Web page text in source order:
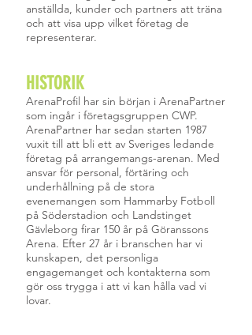
anställda, kunder och partners att träna
och att visa upp vilket företag de
representerar.
HISTORIK
ArenaProfil har sin början i ArenaPartner
som ingår i företagsgruppen CWP.
ArenaPartner har sedan starten 1987
vuxit till att bli ett av Sveriges ledande
företag på arrangemangs-arenan. Med
ansvar för personal, förtäring och
underhållning på de stora
evenemangen som Hammarby Fotboll
på Söderstadion och Landstinget
Gävleborg firar 150 år på Göranssons
Arena. Efter 27 år i branschen har vi
kunskapen, det personliga
engagemanget och kontakterna som
gör oss trygga i att vi kan hålla vad vi
lovar.